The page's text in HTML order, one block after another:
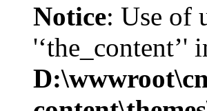
Notice: Use of
'‘the_content’'